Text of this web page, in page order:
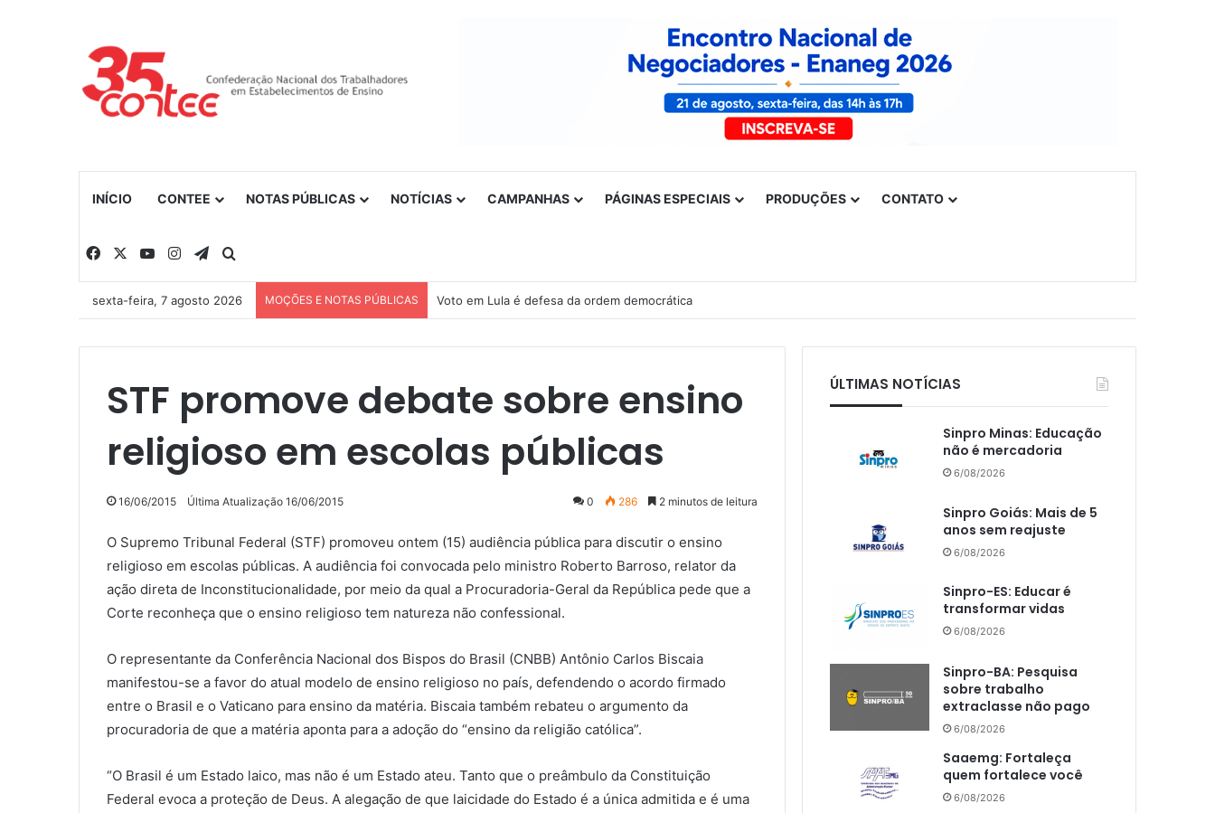
INÍCIO CONTEE NOTAS PÚBLICAS NOTÍCIAS CAMPANHAS PÁGINAS ESPECIAIS PRODUÇÕES CONTATO
Facebook YouTubeInstagramTelegram
sexta-feira, 7 agosto 2026 MOÇÕES E NOTAS PÚBLICAS Voto em Lula é defesa da ordem democrática
STF promove debate sobre ensino
religioso em escolas públicas
16/06/2015 Última Atualização 16/06/2015 0 286 2 minutos de leitura
O Supremo Tribunal Federal (STF) promoveu ontem (15) audiência pública para discutir o ensino
religioso em escolas públicas. A audiência foi convocada pelo ministro Roberto Barroso, relator da
ação direta de Inconstitucionalidade, por meio da qual a Procuradoria-Geral da República pede que a
Corte reconheça que o ensino religioso tem natureza não confessional.
O representante da Conferência Nacional dos Bispos do Brasil (CNBB) Antônio Carlos Biscaia
manifestou-se a favor do atual modelo de ensino religioso no país, defendendo o acordo firmado
entre o Brasil e o Vaticano para ensino da matéria. Biscaia também rebateu o argumento da
procuradoria de que a matéria aponta para a adoção do “ensino da religião católica”.
“O Brasil é um Estado laico, mas não é um Estado ateu. Tanto que o preâmbulo da Constituição
Federal evoca a proteção de Deus. A alegação de que laicidade do Estado é a única admitida e é uma
ÚLTIMAS NOTÍCIAS
Sinpro Minas: Educação
não é mercadoria
6/08/2026
Sinpro Goiás: Mais de 5
anos sem reajuste
6/08/2026
Sinpro-ES: Educar é
transformar vidas
6/08/2026
Sinpro-BA: Pesquisa
sobre trabalho
extraclasse não pago
6/08/2026
Saaemg: Fortaleça
quem fortalece você
6/08/2026